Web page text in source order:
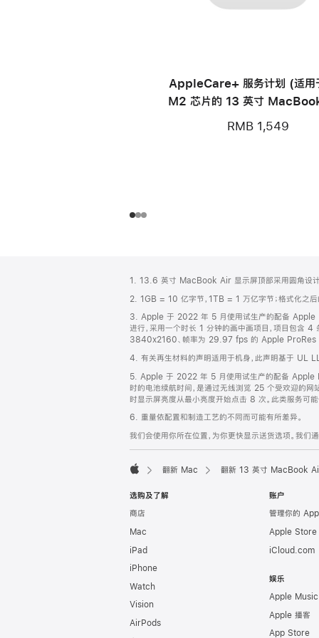
AppleCare+ 服务计划 (适用
M2 芯片的 13 英寸
RMB 1,549
页
脚
注
1. 13.6 英寸 MacBook Air 显示屏顶部采用圆角设计
2. 1GB = 10 亿字节，1TB = 1 万亿字节；格式化之后
3. Apple 于 2022 年 5 月使用试生产的配备
进行，采用一个时长 1 分钟的画中画项目，项目包
3840x2160、帧率为 29.97 fps 的 Apple ProRes
4. 有关再生材料的声明适用于机身，此声明基于 UL
5. Apple 于 2022 年 5 月使用试生产的配备 Apple
时的电池续航时间，是通过无线浏览 25 个受欢迎的
时显示屏亮度从最小亮度开始点击 8 次。此类服务可
6. 重量依配置和制造工艺的不同而可能有所差异。
我们会使用你所在位置，为你更快显示送货选项。我
翻新 Mac 翻新 13 英寸 MacBook
选购及了解
商店
Mac
iPad
iPhone
Watch
Vision
AirPods
账户
管理你的
Apple Store
iCloud.com
娱乐
Apple Music
Apple 播客
App Store